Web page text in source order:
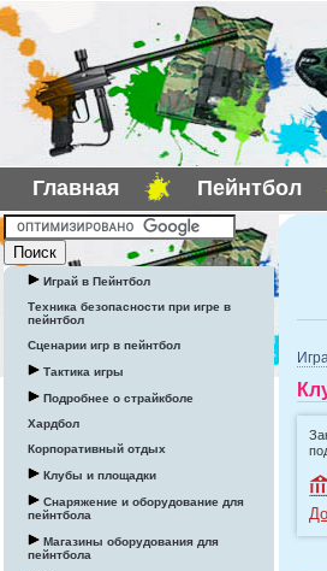
Главная Пейнтбол
Играй в Пейнтбол
Техника безопасности при игре в
пейнтбол
Сценарии игр в пейнтбол
Тактика игры
Подробнее о страйкболе
Хардбол
Корпоративный отдых
Клубы и площадки
Снаряжение и оборудование для
пейнтбола
Магазины оборудования для
пейнтбола